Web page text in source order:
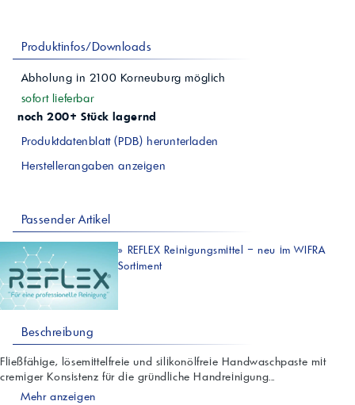
Produktinfos/Downloads
Abholung in 2100 Korneuburg möglich
sofort lieferbar
noch 200+ Stück lagernd
Produktdatenblatt (PDB) herunterladen
Herstellerangaben anzeigen
Passender Artikel
» REFLEX Reinigungsmittel – neu im WIFRA
Sortiment
Beschreibung
Fließfähige, lösemittelfreie und silikonölfreie Handwaschpaste mit
cremiger Konsistenz für die gründliche Handreinigung...
Mehr anzeigen